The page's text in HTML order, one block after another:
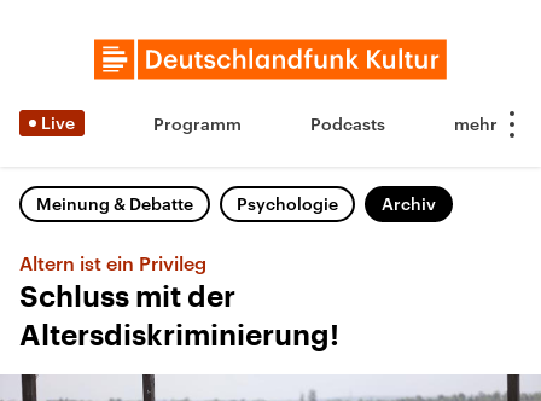
Live Programm Podcasts
Meinung & Debatte Psychologie Archiv
Altern ist ein Privileg
Schluss mit der
Altersdiskriminierung!